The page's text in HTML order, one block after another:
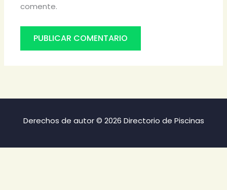
comente.
Derechos de autor © 2026 Directorio de Piscinas